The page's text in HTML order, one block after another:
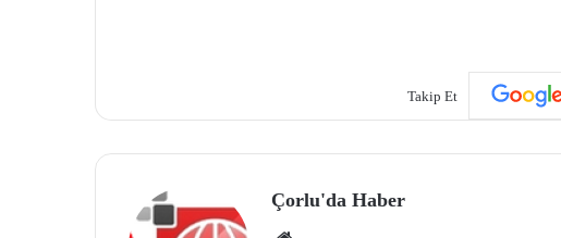
Takip Et
Çorlu'da Haber